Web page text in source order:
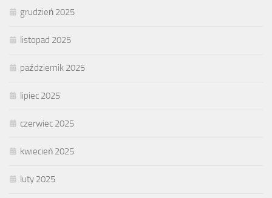
grudzień 2025
listopad 2025
październik 2025
lipiec 2025
czerwiec 2025
kwiecień 2025
luty 2025